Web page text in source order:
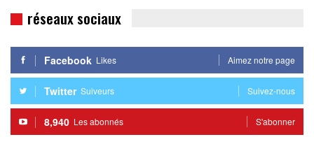
réseaux sociaux
Facebook Likes Aimez notre page
Twitter Suiveurs Suivez-nous
8,940 Les abonnés S'abonner